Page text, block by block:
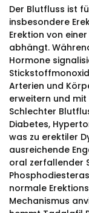
Der Blutfluss ist
insbesondere
Erektion von
abhängt.
Hormone
Arterien und
erweitern und
Schlechter
Diabetes,
was zu erektiler
ausreichende
oral zerfallender
normale
Mechanismus